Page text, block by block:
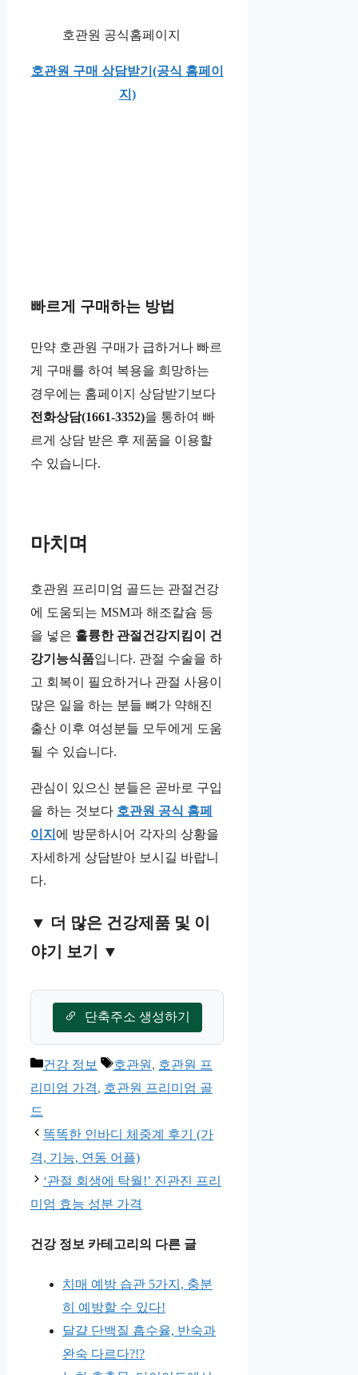
호관원 공식홈페이지
호관원 구매 상담받기(공식 홈페이
지)
빠르게 구매하는 방법
만약 호관원 구매가 급하거나 빠르
게 구매를 하여 복용을 희망하는
경우에는 홈페이지 상담받기보다
전화상담(1661-3352)을 통하여 빠
르게 상담 받은 후 제품을 이용할
수 있습니다.
마치며
호관원 프리미엄 골드는 관절건강
에 도움되는 MSM과 해조칼슘 등
을 넣은 훌륭한 관절건강지킴이 건
강기능식품입니다. 관절 수술을 하
고 회복이 필요하거나 관절 사용이
많은 일을 하는 분들 뼈가 약해진
출산 이후 여성분들 모두에게 도움
될 수 있습니다.
관심이 있으신 분들은 곧바로 구입
을 하는 것보다 호관원 공식 홈페
이지 에 방문하시어 각자의 상황을
자세하게 상담받아 보시길 바랍니
다.
▼ 더 많은 건강제품 및 이
야기 보기 ▼
단축주소 생성하기
카
테
리
건강 정보
태
그
호관원 , 호관원 프
리미엄 가격, 호관원 프리미엄 골
드
똑똑한 인바디 체중계 후기 (가
격, 기능, 연동 어플)
‘관절 회생에 탁월!’ 진관진 프리
미엄 효능 성분 가격
건강 정보 카테고리의 다른 글
치매 예방 습관 5가지, 충분
히 예방할 수 있다!
달걀 단백질 흡수율, 반숙과
완숙 다르다?!?